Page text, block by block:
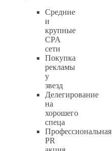
Средние
и
крупные
CPA
сети
Покупка
рекламы
у
звезд
Делегирование
на
хорошего
спеца
Профессиональная
PR